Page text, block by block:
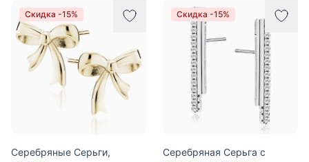
Скидка -15%
Серебряные Серьги,
Скидка -15%
Серебряная Серьга с